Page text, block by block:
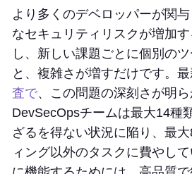
より多くのデベロッパーが関
なセキュリティリスクが増加
し、新しい課題ごとに個別の
と、複雑さが増すだけです。
査で、この問題の深刻さが明ら
DevSecOpsチームは最大14種
ざるを得ない状況に陥り、最
ィング以外のタスクに費やし